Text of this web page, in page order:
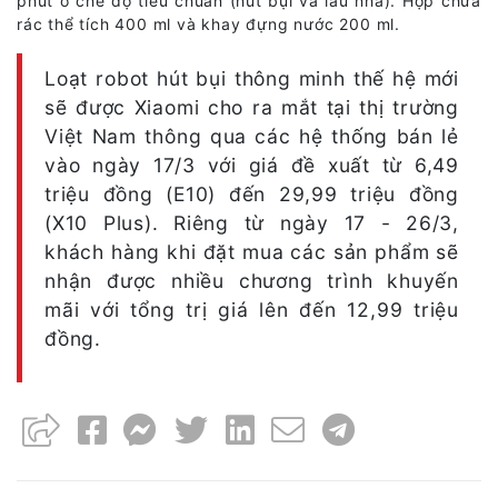
rác thể tích 400 ml và khay đựng nước 200 ml.
Loạt robot hút bụi thông minh thế hệ mới
sẽ được Xiaomi cho ra mắt tại thị trường
Việt Nam thông qua các hệ thống bán lẻ
vào ngày 17/3 với giá đề xuất từ 6,49
triệu đồng (E10) đến 29,99 triệu đồng
(X10 Plus). Riêng từ ngày 17 - 26/3,
khách hàng khi đặt mua các sản phẩm sẽ
nhận được nhiều chương trình khuyến
mãi với tổng trị giá lên đến 12,99 triệu
đồng.